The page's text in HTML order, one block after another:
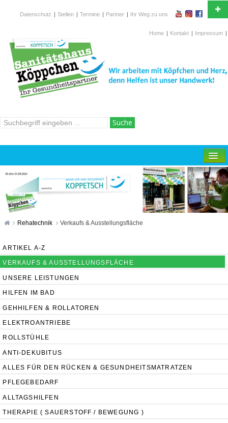
Ihr Partner in Gesundheitsfragen und in der
Hotline
02 12 / 2 67 760
Ihr Weg zu uns
Partner |
Termine |
Stellen |
Datenschutz |
Impressum |
Kontakt |
Home |
ÜBER UNS
SANITÄTSFACHHANDEL
ORTHOPÄDIETECHNIK
HOMECARE
REHATECHNIK
Rehatechnik Verkaufs & Ausstellungsfläche
ARTIKEL A-Z
VERKAUFS & AUSSTELLUNGSFLÄCHE
UNSERE LEISTUNGEN
HILFEN IM BAD
GEHHILFEN & ROLLATOREN
ELEKTROANTRIEBE
ROLLSTÜHLE
ANTI-DEKUBITUS
ALLES FÜR DEN RÜCKEN & GESUNDHEITSMATRATZEN
PFLEGEBEDARF
ALLTAGSHILFEN
THERAPIE ( SAUERSTOFF / BEWEGUNG )